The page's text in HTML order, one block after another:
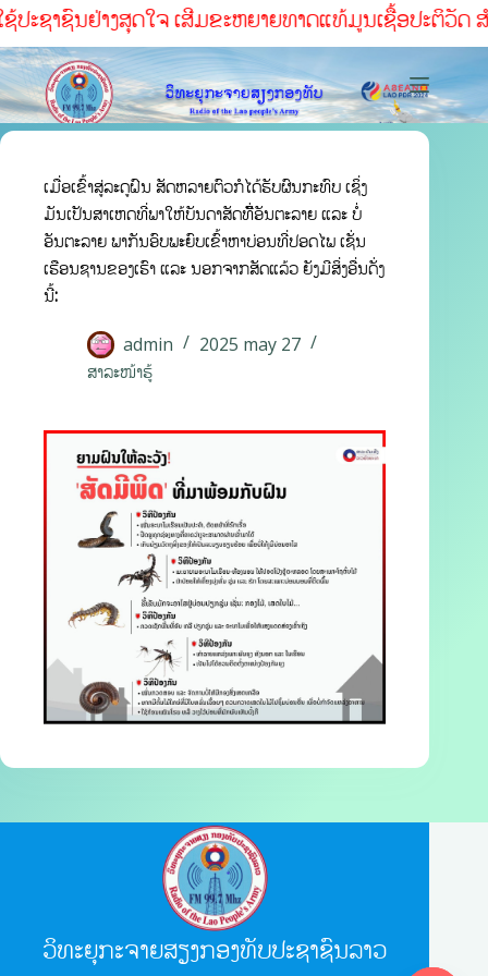
ະຊາຊົນຢ່າງສຸດໃຈ ເສີມຂະຫຍາຍທາດແທ້ມູນເຊື້ອປະຕິວັດ
ເມື່ອເຂົ້າສູ່ລະດູຝົນ ສັດຫລາຍຕົວກໍໄດ້ຮັບຜົນກະທົບ ເຊິ່ງ
ມັນເປັນສາເຫດທີ່ພາໃຫ້ບັນດາສັດທີ່ັອັນຕະລາຍ ແລະ ບໍ່
ອັນຕະລາຍ ພາກັນອົບພະຍົບເຂົ້າຫາບ່ອນທີ່ປອດໄພ ເຊັ່ນ
ເຮືອນຊານຂອງເຮົາ ແລະ ນອກຈາກສັດແລ້ວ ຍັງມີສິ່ງອື່ນດັ່ງ
ນີ້:
admin
2025 may 27
ສາລະໜ້າຮູ້
ວິທະຍຸກະຈາຍສຽງກອງທັບປະຊາຊົນລາວ